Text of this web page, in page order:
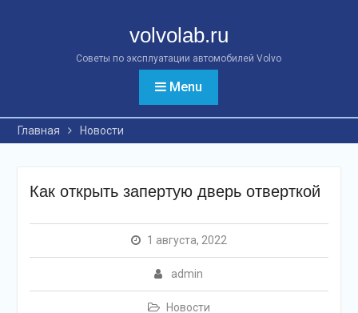
volvolab.ru
Советы по эксплуатации автомобилей Volvo
Menu
Главная Новости
Как открыть запертую дверь отверткой
1 августа, 2022
admin
Новости